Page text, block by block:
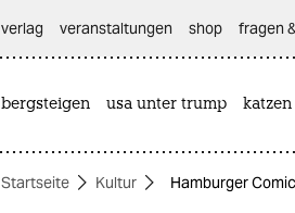
themen
verlag
veranstaltungen shop fragen
bergsteigen usa unter trump katzen
Startseite Kultur Hamburger